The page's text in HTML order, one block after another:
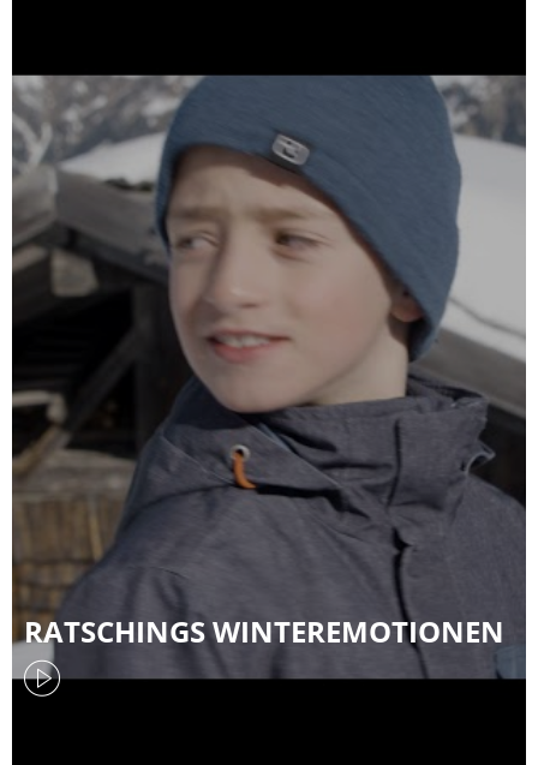
RATSCHINGS WINTEREMOTIONEN